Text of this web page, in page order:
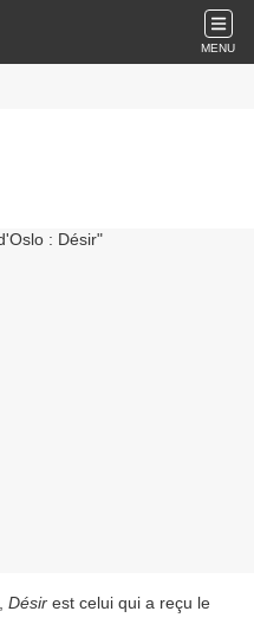
MENU
Désir est celui qui a reçu le